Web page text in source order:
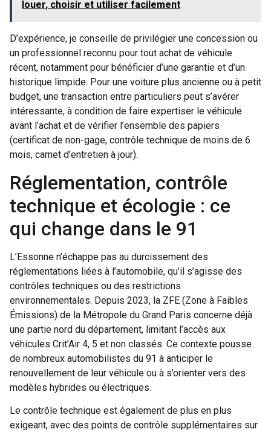
louer, choisir et utiliser facilement
D’expérience, je conseille de privilégier une concession ou
un professionnel reconnu pour tout achat de véhicule
récent, notamment pour bénéficier d’une garantie et d’un
historique limpide. Pour une voiture plus ancienne ou à petit
budget, une transaction entre particuliers peut s’avérer
intéressante, à condition de faire expertiser le véhicule
avant l’achat et de vérifier l’ensemble des papiers
(certificat de non-gage, contrôle technique de moins de 6
mois, carnet d’entretien à jour).
Réglementation, contrôle
technique et écologie : ce
qui change dans le 91
L’Essonne n’échappe pas au durcissement des
réglementations liées à l’automobile, qu’il s’agisse des
contrôles techniques ou des restrictions
environnementales. Depuis 2023, la ZFE (Zone à Faibles
Émissions) de la Métropole du Grand Paris concerne déjà
une partie nord du département, limitant l’accès aux
véhicules Crit’Air 4, 5 et non classés. Ce contexte pousse
de nombreux automobilistes du 91 à anticiper le
renouvellement de leur véhicule ou à s’orienter vers des
modèles hybrides ou électriques.
Le contrôle technique est également de plus en plus
exigeant, avec des points de contrôle supplémentaires sur